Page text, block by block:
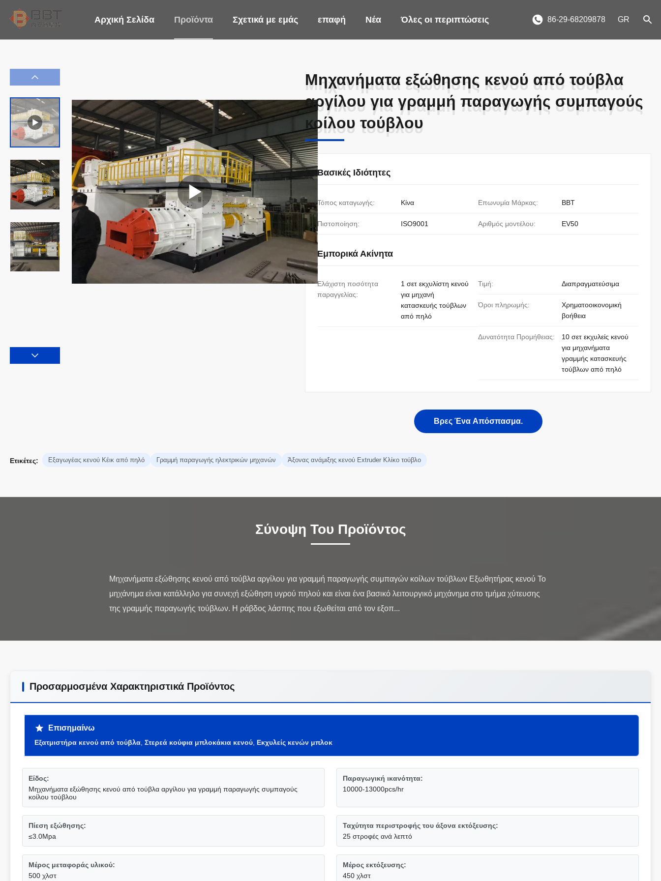
Αρχική Σελίδα Προϊόντα Σχετικά με εμάς επαφή Νέα Όλες οι περιπτώσεις 86-29-68209878 GR
Μηχανήματα εξώθησης κενού από τούβλα
αργίλου για γραμμή παραγωγής συμπαγούς
κοίλου τούβλου
Μηχανήματα εξώθησης κενού από τούβλα
αργίλου για γραμμή παραγωγής συμπαγούς
κοίλου τούβλου
Βασικές Ιδιότητες
Τόπος καταγωγής: Κίνα Επωνυμία Μάρκας: BBT
Πιστοποίηση: ISO9001 Αριθμός μοντέλου: EV50
Εμπορικά Ακίνητα
Ελάχιστη ποσότητα
παραγγελίας:
1 σετ εκχυλίστη κενού
για μηχανή
κατασκευής τούβλων
από πηλό
Τιμή: Διαπραγματεύσιμα
Όροι πληρωμής:
Χρηματοοικονομική
βοήθεια
Δυνατότητα Προμήθειας:
10 σετ εκχυλείς κενού
για μηχανήματα
γραμμής κατασκευής
τούβλων από πηλό
Βρες Ένα Απόσπασμα.
Ετικέτες: Εξαγωγέας κενού Κέικ από πηλό Γραμμή παραγωγής ηλεκτρικών μηχανών Άξονας ανάμιξης κενού Extruder Κλίκο τούβλο
Σύνοψη Του Προϊόντος
Μηχανήματα εξώθησης κενού από τούβλα αργίλου για γραμμή παραγωγής συμπαγών κοίλων τούβλων Εξωθητήρας κενού Το
μηχάνημα είναι κατάλληλο για συνεχή εξώθηση υγρού πηλού και είναι ένα βασικό λειτουργικό μηχάνημα στο τμήμα χύτευσης
Προσαρμοσμένα Χαρακτηριστικά Προϊόντος
Επισημαίνω
Εξατμιστήρα κενού από τούβλα Στερεά κούφια μπλοκάκια κενού Εκχυλείς κενών μπλοκ
Είδος:
Μηχανήματα εξώθησης κενού από τούβλα αργίλου για γραμμή παραγωγής συμπαγούς
κοίλου τούβλου
Παραγωγική ικανότητα:
10000-13000pcs/hr
Πίεση εξώθησης:
≤3.0Mpa
Ταχύτητα περιστροφής του άξονα εκτόξευσης:
25 στροφές ανά λεπτό
Μέρος μεταφοράς υλικού:
500 χλστ
Μέρος εκτόξευσης:
450 χλστ